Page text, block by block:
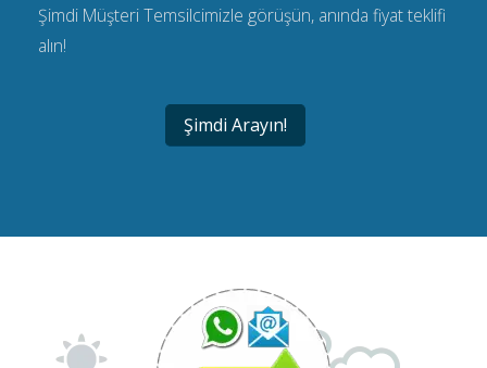
Şimdi Müşteri Temsilcimizle görüşün, anında fiyat teklifi
alın!
Şimdi Arayın!